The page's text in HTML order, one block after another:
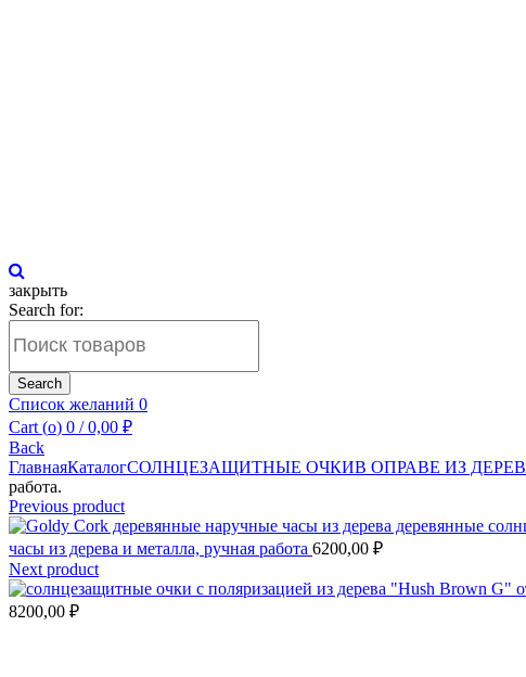
закрыть
Search for:
Search
Список желаний 0
Cart (o) 0 / 0,00 ₽
Back
ГлавнаяКаталогСОЛНЦЕЗАЩИТНЫЕ ОЧКИВ ОПРАВЕ ИЗ
работа.
Previous product
часы из дерева и металла, ручная работа 6200,00 ₽
Next product
"Hush Brown G"
8200,00 ₽